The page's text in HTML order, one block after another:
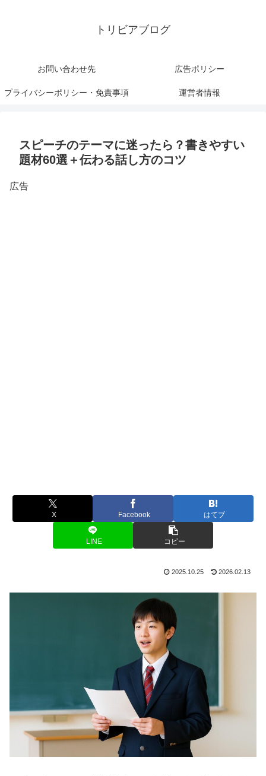
トリビアブログ
お問い合わせ先 広告ポリシー
プライバシーポリシー・免責事項 運営者情報
スピーチのテーマに迷ったら？書きやすい
題材60選＋伝わる話し方のコツ
広告
X Facebook はてブ
LINE コピー
2025.10.25 2026.02.13